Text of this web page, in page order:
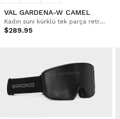
VAL GARDENA-W CAMEL
Kadın suni kürklü tek parça retro kayak kıyafeti
$289.95